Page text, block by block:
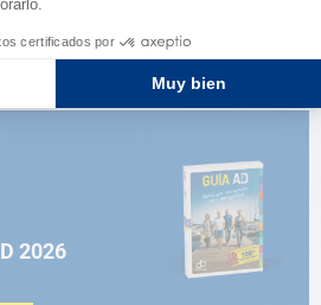
2026